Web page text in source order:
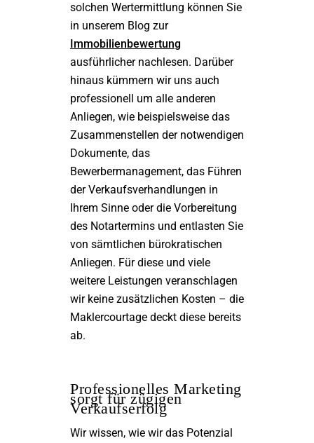
solchen Wertermittlung können Sie
in unserem Blog zur
Immobilienbewertung
ausführlicher nachlesen. Darüber
hinaus kümmern wir uns auch
professionell um alle anderen
Anliegen, wie beispielsweise das
Zusammenstellen der notwendigen
Dokumente, das
Bewerbermanagement, das Führen
der Verkaufsverhandlungen in
Ihrem Sinne oder die Vorbereitung
des Notartermins und entlasten Sie
von sämtlichen bürokratischen
Anliegen. Für diese und viele
weitere Leistungen veranschlagen
wir keine zusätzlichen Kosten – die
Maklercourtage deckt diese bereits
ab.
Professionelles Marketing
sorgt für zügigen
Verkaufserfolg
Wir wissen, wie wir das Potenzial